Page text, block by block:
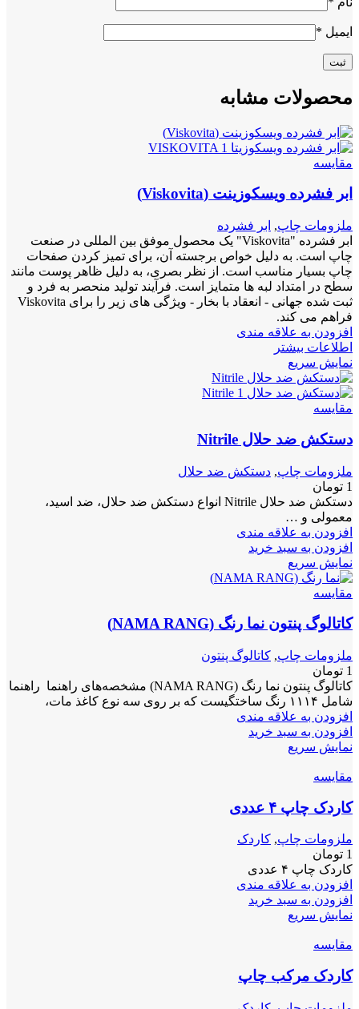
ایمیل *
محصولات مشابه
مقايسه
ابر فشرده ویسکوزینت (Viskovita)
ملزومات چاپ, ابر فشرده
ابر فشرده "Viskovita" یک محصول موفق بین المللی در صنعت
چاپ است. به دلیل خواص برجسته آن، برای تمیز کردن صفحات
چاپ بسیار مناسب است. از نظر بصری، به دلیل ظاهر پوست مانند
سطح در امتداد لبه ها متمایز است. فرآیند تولید منحصر به فرد و
ثبت شده جهانی - انعقاد با بخار - ویژگی های زیر را برای Viskovita
فراهم می کند.
افزودن به علاقه مندی
اطلاعات بیشتر
نمایش سریع
مقايسه
دستکش ضد حلال Nitrile
ملزومات چاپ, دستکش ضد حلال
1 تومان
دستکش ضد حلال Nitrile انواع دستکش ضد حلال، ضد اسید،
معمولی و …
افزودن به علاقه مندی
افزودن به سبد خرید
نمایش سریع
مقايسه
کاتالوگ پنتون نما رنگ (NAMA RANG)
ملزومات چاپ, کاتالوگ پنتون
1 تومان
کاتالوگ پنتون نما رنگ (NAMA RANG) مشخصه‌های راهنما راهنما
شامل ۱۱۱۴ رنگ ساختگیست که بر روی سه نوع کاغذ مات،
افزودن به علاقه مندی
افزودن به سبد خرید
نمایش سریع
مقايسه
کاردک چاپ ۴ عددی
ملزومات چاپ, کاردک
1 تومان
کاردک چاپ ۴ عددی
افزودن به علاقه مندی
افزودن به سبد خرید
نمایش سریع
مقايسه
کاردک مرکب چاپ